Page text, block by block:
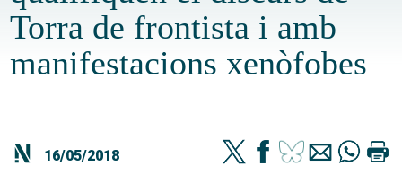
Torra de frontista i amb
manifestacions xenòfobes
16/05/2018